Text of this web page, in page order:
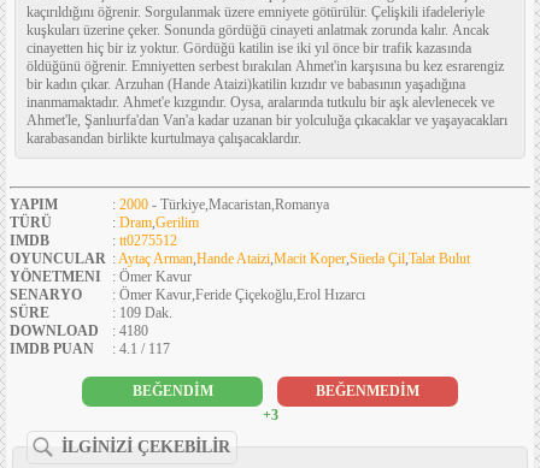
kaçırıldığını öğrenir. Sorgulanmak üzere emniyete götürülür. Çelişkili ifadeleriyle
kuşkuları üzerine çeker. Sonunda gördüğü cinayeti anlatmak zorunda kalır. Ancak
cinayetten hiç bir iz yoktur. Gördüğü katilin ise iki yıl önce bir trafik kazasında
öldüğünü öğrenir. Emniyetten serbest bırakılan Ahmet'in karşısına bu kez esrarengiz
bir kadın çıkar. Arzuhan (Hande Ataizi)katilin kızıdır ve babasının yaşadığına
inanmamaktadır. Ahmet'e kızgındır. Oysa, aralarında tutkulu bir aşk alevlenecek ve
Ahmet'le, Şanlıurfa'dan Van'a kadar uzanan bir yolculuğa çıkacaklar ve yaşayacakları
karabasandan birlikte kurtulmaya çalışacaklardır.
YAPIM : 2000 - Türkiye,Macaristan,Romanya
TÜRÜ
: Dram Gerilim
IMDB
: tt0275512
OYUNCULAR : Aytaç Arman Hande Ataizi Macit Koper Süeda Çil Talat Bulut
YÖNETMENI
: Ömer Kavur
SENARYO
: Ömer Kavur,Feride Çiçekoğlu,Erol Hızarcı
SÜRE
: 109 Dak.
DOWNLOAD
: 4180
IMDB PUAN
: 4.1 / 117
BEĞENDİM
BEĞENMEDİM
+3
İLGİNİZİ ÇEKEBİLİR